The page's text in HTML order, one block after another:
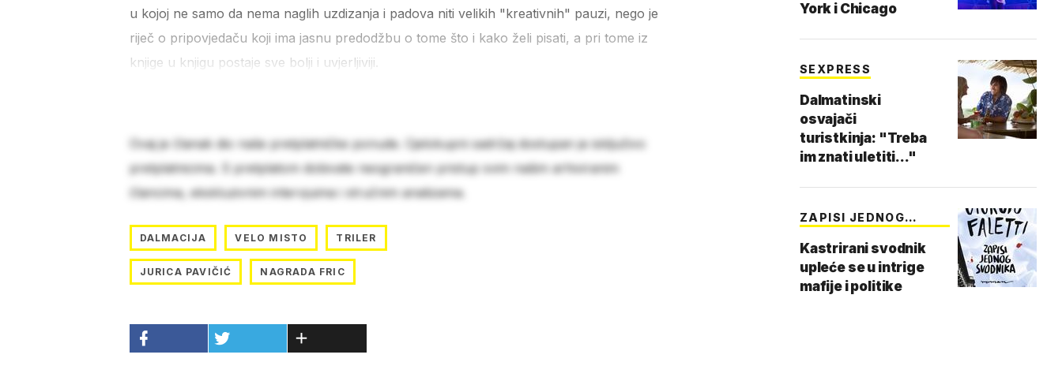
u kojoj ne samo da nema naglih uzdizanja i padova niti velikih "kreativnih" pauzi, nego je
riječ o pripovjedaču koji ima jasnu predodžbu o tome što i kako želi pisati, a pri tome iz
knjige u knjigu postaje sve bolji i uvjerljiviji.
Ovaj je članak dio naše pretplatničke ponude. Cjelokupni sadržaj dostupan je isključivo
pretplatnicima. S pretplatom dobivate neograničen pristup svim našim arhiviranim
člancima, ekskluzivnim intervjuima i stručnim analizama.
DALMACIJA VELO MISTO TRILER
JURICA PAVIČIĆ NAGRADA FRIC
York i Chicago
SEXPRESS
Dalmatinski
osvajači
turistkinja: "Treba
im znati uletiti..."
ZAPISI JEDNOG
Kastrirani svodnik
upleće se u intrige
mafije i politike